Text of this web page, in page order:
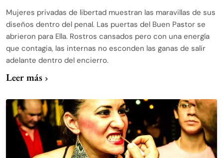
Mujeres privadas de libertad muestran las maravillas de sus
diseños dentro del penal. Las puertas del Buen Pastor se
abrieron para Ella. Rostros cansados pero con una energía
que contagia, las internas no esconden las ganas de salir
adelante dentro del encierro.
Leer más